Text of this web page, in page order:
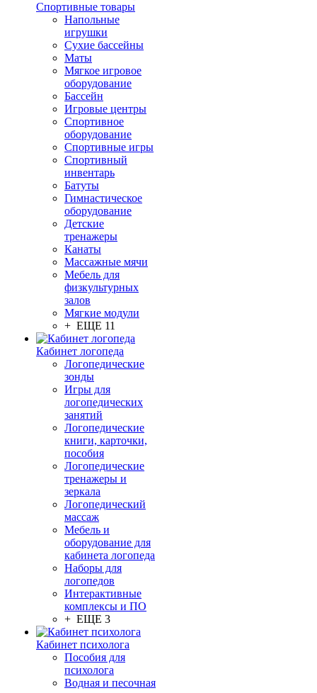
Спортивные товары
Напольные
игрушки
Сухие бассейны
Маты
Мягкое игровое
оборудование
Бассейн
Игровые центры
Спортивное
оборудование
Спортивные игры
Спортивный
инвентарь
Батуты
Гимнастическое
оборудование
Детские
тренажеры
Канаты
Массажные мячи
Мебель для
физкультурных
залов
Мягкие модули
+ ЕЩЕ 11
Кабинет логопеда
Логопедические
зонды
Игры для
логопедических
занятий
Логопедические
книги, карточки,
пособия
Логопедические
тренажеры и
зеркала
Логопедический
массаж
Мебель и
оборудование для
кабинета логопеда
Наборы для
логопедов
Интерактивные
комплексы и ПО
+ ЕЩЕ 3
Кабинет психолога
Пособия для
психолога
Водная и песочная